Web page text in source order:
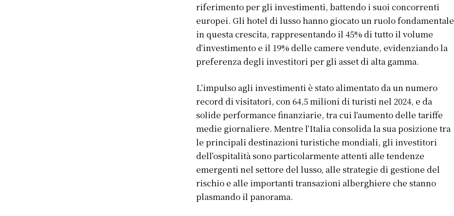
riferimento per gli investimenti, battendo i suoi concorrenti
europei. Gli hotel di lusso hanno giocato un ruolo fondamentale
in questa crescita, rappresentando il 45% di tutto il volume
d’investimento e il 19% delle camere vendute, evidenziando la
preferenza degli investitori per gli asset di alta gamma.
L’impulso agli investimenti è stato alimentato da un numero
record di visitatori, con 64,5 milioni di turisti nel 2024, e da
solide performance finanziarie, tra cui l’aumento delle tariffe
medie giornaliere. Mentre l’Italia consolida la sua posizione tra
le principali destinazioni turistiche mondiali, gli investitori
dell’ospitalità sono particolarmente attenti alle tendenze
emergenti nel settore del lusso, alle strategie di gestione del
rischio e alle importanti transazioni alberghiere che stanno
plasmando il panorama.